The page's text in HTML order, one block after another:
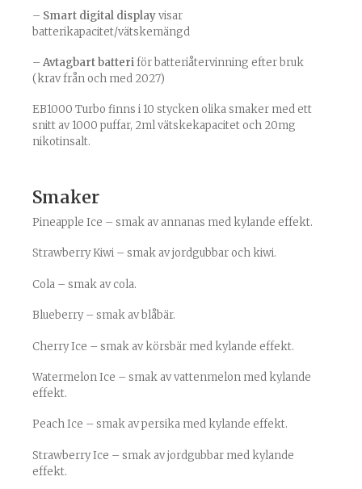
– Smart digital displayvisar
batterikapacitet/vätskemängd
– Avtagbart batteriför batteriåtervinning efter bruk
(krav från och med 2027)
EB1000 Turbo finns i 10 stycken olika smaker med ett
snitt av 1000 puffar, 2ml vätskekapacitet och 20mg
nikotinsalt.
Smaker
Pineapple Ice – smak av annanas med kylande effekt.
Strawberry Kiwi – smak av jordgubbar och kiwi.
Cola – smak av cola.
Blueberry – smak av blåbär.
Cherry Ice – smak av körsbär med kylande effekt.
Watermelon Ice – smak av vattenmelon med kylande
effekt.
Peach Ice – smak av persika med kylande effekt.
Strawberry Ice – smak av jordgubbar med kylande
effekt.